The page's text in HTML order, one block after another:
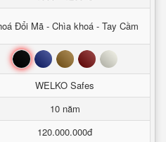
Đổi Mã - Chìa khoá - Tay Cầm
Đen Xanh Nâu Đỏ Trắng
WELKO Safes
10 năm
120.000.000đ